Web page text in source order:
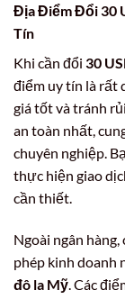
Địa Điểm Đổi30
Tín
Khi cần đổi 30
điểm uy tín là rất
giá tốt và tránh
an toàn nhất,
chuyên nghiệp.
thực hiện giao
cần thiết.
Ngoài ngân
phép kinh doanh
đô la Mỹ . Các